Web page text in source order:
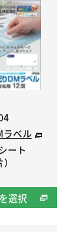
ラベル
ート
選択